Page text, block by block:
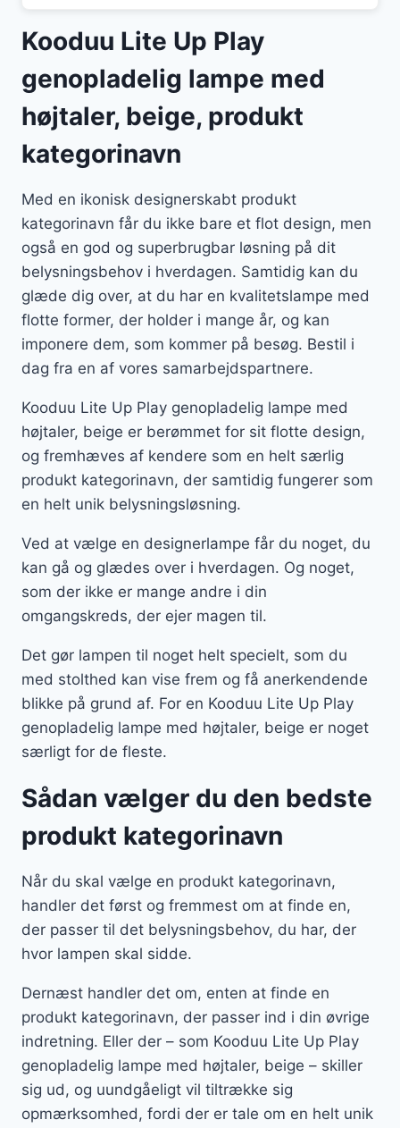
Kooduu Lite Up Play
genopladelig lampe med
højtaler, beige, produkt
kategorinavn
Med en ikonisk designerskabt produkt
kategorinavn får du ikke bare et flot design, men
også en god og superbrugbar løsning på dit
belysningsbehov i hverdagen. Samtidig kan du
glæde dig over, at du har en kvalitetslampe med
flotte former, der holder i mange år, og kan
imponere dem, som kommer på besøg. Bestil i
dag fra en af vores samarbejdspartnere.
Kooduu Lite Up Play genopladelig lampe med
højtaler, beige er berømmet for sit flotte design,
og fremhæves af kendere som en helt særlig
produkt kategorinavn, der samtidig fungerer som
en helt unik belysningsløsning.
Ved at vælge en designerlampe får du noget, du
kan gå og glædes over i hverdagen. Og noget,
som der ikke er mange andre i din
omgangskreds, der ejer magen til.
Det gør lampen til noget helt specielt, som du
med stolthed kan vise frem og få anerkendende
blikke på grund af. For en Kooduu Lite Up Play
genopladelig lampe med højtaler, beige er noget
særligt for de fleste.
Sådan vælger du den bedste
produkt kategorinavn
Når du skal vælge en produkt kategorinavn,
handler det først og fremmest om at finde en,
der passer til det belysningsbehov, du har, der
hvor lampen skal sidde.
Dernæst handler det om, enten at finde en
produkt kategorinavn, der passer ind i din øvrige
indretning. Eller der – som Kooduu Lite Up Play
genopladelig lampe med højtaler, beige – skiller
sig ud, og uundgåeligt vil tiltrække sig
opmærksomhed, fordi der er tale om en helt unik